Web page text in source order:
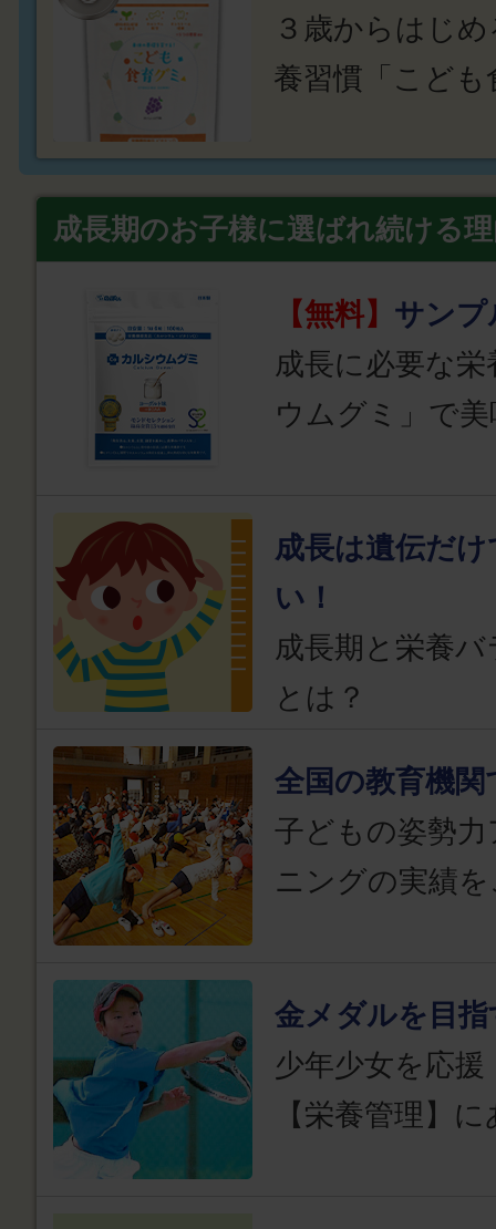
３歳からはじ
養習慣「こども
成長期のお子様に選ばれ続ける
【無料】 サンプ
成長に必要な
ウムグミ」で
成長は遺伝だ
い！
成長期と栄養
とは？
全国の教育機関
子どもの姿勢
ニングの実績
金メダルを目指
少年少女を応
【栄養管理】